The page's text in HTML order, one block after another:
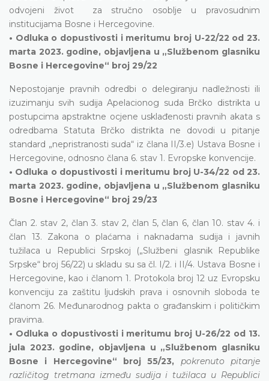
odvojeni život za stručno osoblje u pravosudnim
institucijama Bosne i Hercegovine.
• Odluka o dopustivosti i meritumu broj U-22/22 od 23.
marta 2023. godine, objavljena u „Službenom glasniku
Bosne i Hercegovine“ broj 29/22
Nepostojanje pravnih odredbi o delegiranju nadležnosti ili
izuzimanju svih sudija Apelacionog suda Brčko distrikta u
postupcima apstraktne ocjene usklađenosti pravnih akata s
odredbama Statuta Brčko distrikta ne dovodi u pitanje
standard „nepristranosti suda“ iz člana II/3.e) Ustava Bosne i
Hercegovine, odnosno člana 6. stav 1. Evropske konvencije.
• Odluka o dopustivosti i meritumu broj U-34/22 od 23.
marta 2023. godine, objavljena u „Službenom glasniku
Bosne i Hercegovine“ broj 29/23
Član 2. stav 2, član 3. stav 2, član 5, član 6, član 10. stav 4. i
član 13. Zakona o plaćama i naknadama sudija i javnih
tužilaca u Republici Srpskoj („Službeni glasnik Republike
Srpske“ broj 56/22) u skladu su sa čl. I/2. i II/4. Ustava Bosne i
Hercegovine, kao i članom 1. Protokola broj 12 uz Evropsku
konvenciju za zaštitu ljudskih prava i osnovnih sloboda te
članom 26. Međunarodnog pakta o građanskim i političkim
pravima.
• Odluka o dopustivosti i meritumu broj U-26/22 od 13.
jula 2023. godine, objavljena u „Službenom glasniku
Bosne i Hercegovine“ broj 55/23, pokrenuto pitanje
različitog tretmana između sudija i tužilaca u Republici